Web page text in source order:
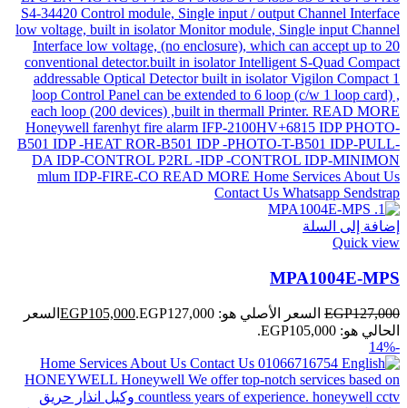
إضافة إلى السلة
Quick view
MPA1004E-MPS
EGP127,000 السعر الأصلي هو: EGP127,000. EGP105,000
السعر
الحالي هو: EGP105,000.
-14%